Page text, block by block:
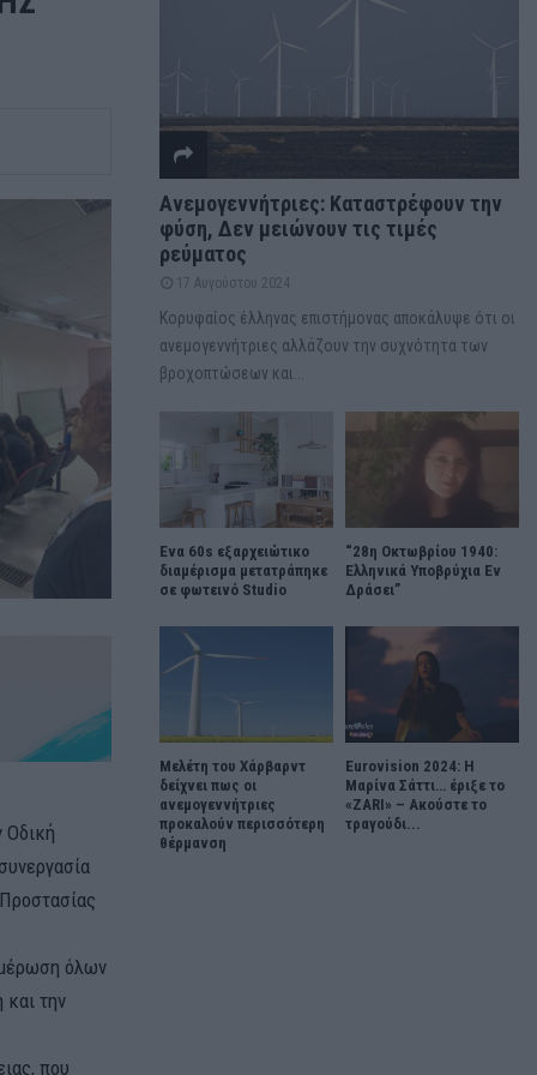
Οδική
όλων
την
που
Ανεμογεννήτριες: Καταστρέφουν την
φύση, Δεν μειώνουν τις τιμές
ρεύματος
17 Αυγούστου 2024
Κορυφαίος έλληνας επιστήμονας αποκάλυψε ότι οι
ανεμογεννήτριες αλλάζουν την συχνότητα των
βροχοπτώσεων και...
Ένα 60s εξαρχειώτικο
διαμέρισμα μετατράπηκε
σε φωτεινό Studio
“28η Οκτωβρίου 1940:
Ελληνικά Υποβρύχια Εν
Δράσει”
Μελέτη του Χάρβαρντ
δείχνει πως οι
ανεμογεννήτριες
προκαλούν περισσότερη
θέρμανση
Eurovision 2024: Η
Μαρίνα Σάττι… έριξε το
«ZARI» – Ακούστε το
τραγούδι...